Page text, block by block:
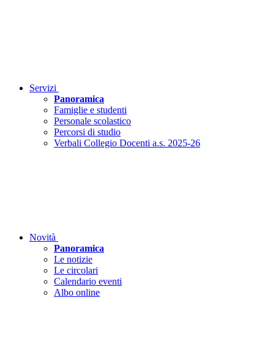
Servizi
Panoramica
Famiglie e studenti
Personale scolastico
Percorsi di studio
Verbali Collegio Docenti a.s. 2025-26
Novità
Panoramica
Le notizie
Le circolari
Calendario eventi
Albo online